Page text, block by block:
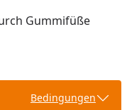
Gummifüße
Bedingungen